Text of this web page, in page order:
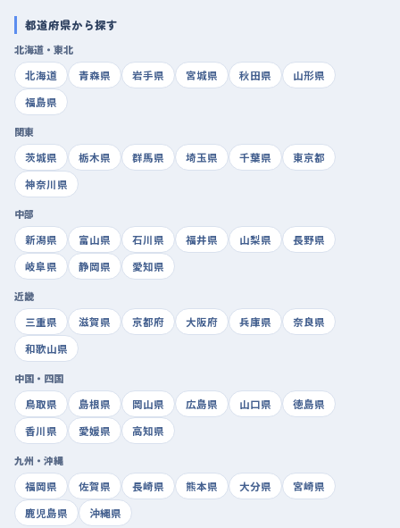
都道府県から探す
北海道・東北
北海道
青森県 岩手県 宮城県 秋田県
山形県
福島県
関東
茨城県
栃木県 群馬県 埼玉県 千葉県
東京都
神奈川県
中部
新潟県
富山県 石川県 福井県 山梨県
長野県
岐阜県
静岡県 愛知県
近畿
三重県
滋賀県 京都府 大阪府 兵庫県
奈良県
和歌山県
中国・四国
鳥取県
島根県 岡山県 広島県 山口県
徳島県
香川県
愛媛県 高知県
九州・沖縄
福岡県
佐賀県 長崎県 熊本県 大分県
宮崎県
鹿児島県
沖縄県